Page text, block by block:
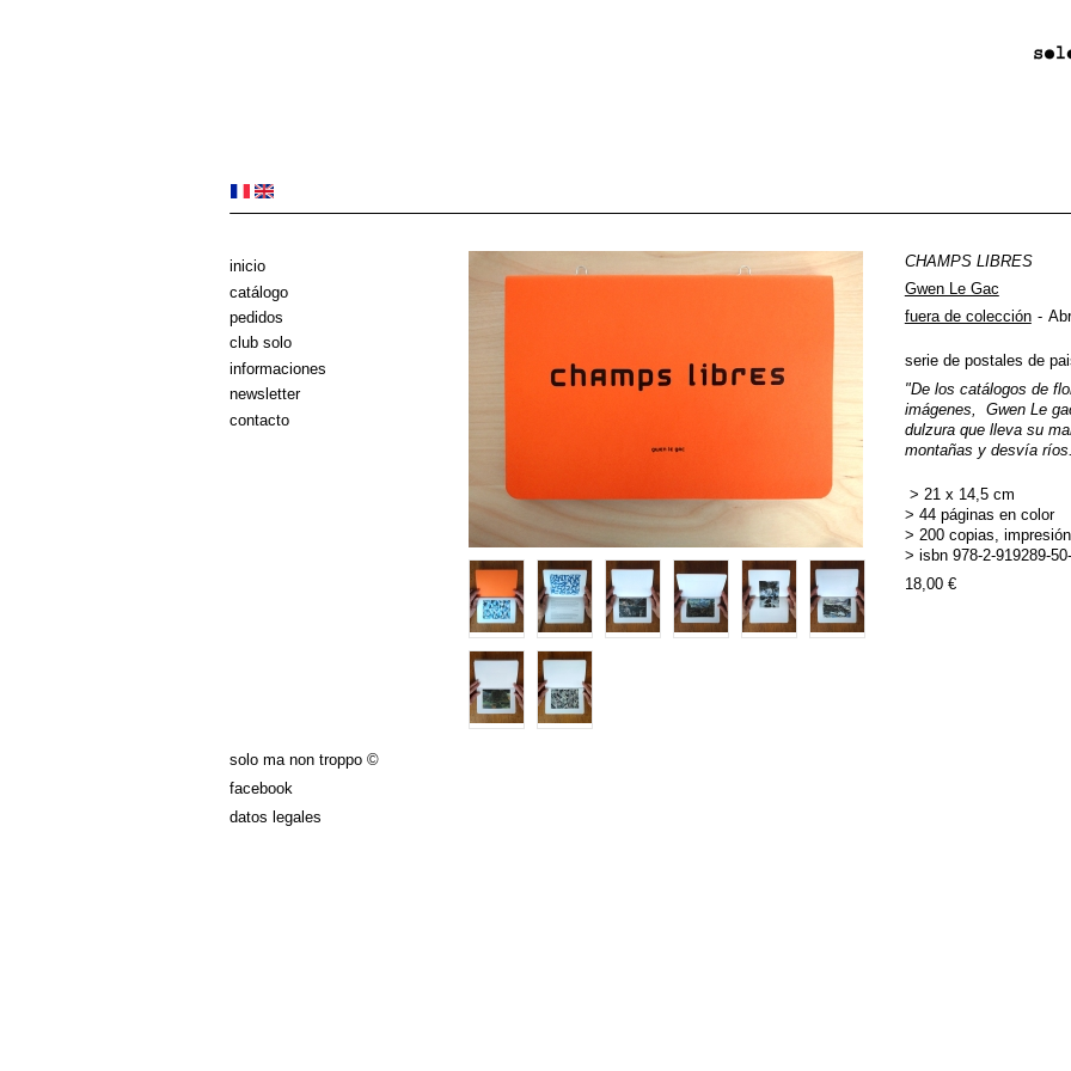
CHAMPS LIBRES
Gwen Le Gac
fuera de colección
serie de postales de
"De los catálogos de
imágenes, Gwen Le
dulzura que lleva su
montañas y desvía
> 21 x 14,5 cm
> 44 páginas en color
> 200 copias,
> isbn 978-2-919289-
18,00 €
inicio
catálogo
pedidos
club solo
informaciones
newsletter
contacto
solo ma non troppo ©
facebook
datos legales